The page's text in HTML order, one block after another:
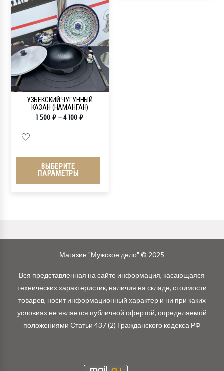
УЗБЕКСКИЙ ЧУГУННЫЙ
КАЗАН (НАМАНГАН)
1 500₽ –4 100₽
ВЫБЕРИТЕ
ПАРАМЕТРЫ
Магазин "Мужское дело" © 2025
Вся представленная на сайте информация, касающаяся
технических характеристик, наличия на складе, стоимости
товаров, носит информационный характер и ни при каких
условиях не является публичной офертой, определяемой
положениями Статьи 437 (2) Гражданского кодекса РФ